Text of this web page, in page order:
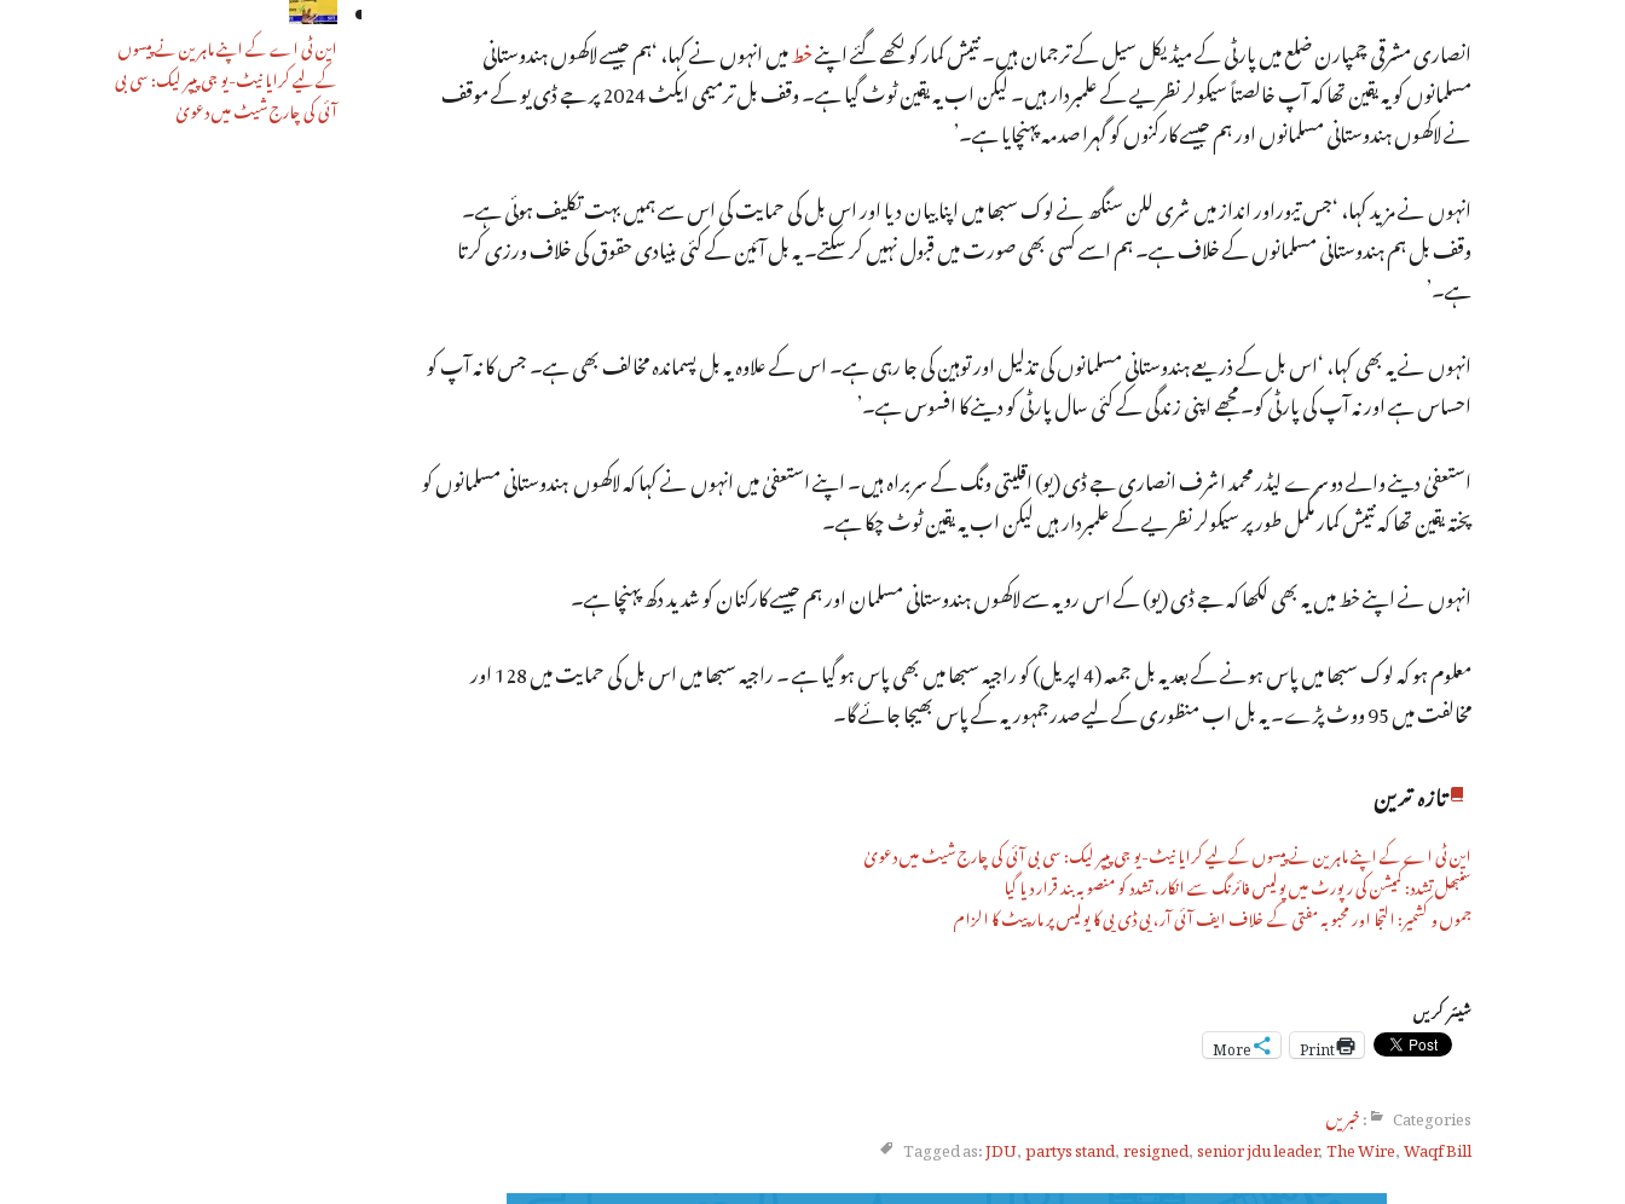
این ٹی اے کے اپنے ماہرین نے پیسوں
کے لیے کرایا نیٹ-یو جی پیپر لیک: سی بی
آئی کی چارج شیٹ میں دعویٰ
انصاری مشرقی چمپارن ضلع میں پارٹی کے میڈیکل سیل کے ترجمان ہیں۔ نتیش کمار کو لکھے گئے اپنےخطمیں انہوں نے کہا، ‘ہم جیسے لاکھوں ہندوستانی
مسلمانوں کو یہ یقین تھا کہ آپ خالصتاً سیکولر نظریے کے علمبردار ہیں۔ لیکن اب یہ یقین ٹوٹ گیا ہے۔ وقف بل ترمیمی ایکٹ 2024 پر جے ڈی یو کے موقف
نے لاکھوں ہندوستانی مسلمانوں اور ہم جیسے کارکنوں کو گہرا صدمہ پہنچایا ہے۔’
انہوں نے مزید کہا، ‘جس تیوراور انداز میں شری للن سنگھ نے لوک سبھا میں اپنا بیان دیا اور اس بل کی حمایت کی اس سے ہمیں بہت تکلیف ہوئی ہے۔
وقف بل ہم ہندوستانی مسلمانوں کے خلاف ہے۔ ہم اسے کسی بھی صورت میں قبول نہیں کر سکتے۔ یہ بل آئین کے کئی بنیادی حقوق کی خلاف ورزی کرتا
ہے۔’
انہوں نے یہ بھی کہا، ‘اس بل کے ذریعے ہندوستانی مسلمانوں کی تذلیل اور توہین کی جا رہی ہے۔ اس کے علاوہ یہ بل پسماندہ مخالف بھی ہے۔ جس کا نہ آپ کو
احساس ہے اور نہ آپ کی پارٹی کو۔ مجھے اپنی زندگی کے کئی سال پارٹی کو دینے کا افسوس ہے۔’
استعفیٰ دینے والے دوسرے لیڈر محمد اشرف انصاری جے ڈی (یو) اقلیتی ونگ کے سربراہ ہیں۔ اپنے استعفیٰ میں انہوں نے کہا کہ لاکھوں ہندوستانی مسلمانوں کو
پختہ یقین تھا کہ نتیش کمار مکمل طور پر سیکولر نظریے کے علمبردار ہیں لیکن اب یہ یقین ٹوٹ چکا ہے۔
انہوں نے اپنے خط میں یہ بھی لکھا کہ جے ڈی (یو) کے اس رویہ سے لاکھوں ہندوستانی مسلمان اور ہم جیسے کارکنان کو شدید دکھ پہنچا ہے۔
معلوم ہو کہ لوک سبھا میں پاس ہونے کے بعد یہ بل جمعہ (4 اپریل) کو راجیہ سبھا میں بھی پاس ہو گیا ہے ۔ راجیہ سبھا میں اس بل کی حمایت میں 128 اور
مخالفت میں 95 ووٹ پڑے۔ یہ بل اب منظوری کے لیے صدرجمہوریہ کے پاس بھیجا جائے گا۔
تازہ ترین
این ٹی اے کے اپنے ماہرین نے پیسوں کے لیے کرایا نیٹ-یو جی پیپر لیک: سی بی آئی کی چارج شیٹ میں دعویٰ
سنبھل تشدد: کمیشن کی رپورٹ میں پولیس فائرنگ سے انکار، تشدد کو منصوبہ بند قرار دیا گیا
جموں و کشمیر: التجا اور محبوبہ مفتی کے خلاف ایف آئی آر، پی ڈی پی کا پولیس پر مار پیٹ کا الزام
شیئر کریں
Print
More
Categories: خبریں
Tagged as:JDU,partys stand,resigned,senior jdu leader,The Wire,Waqf Bill